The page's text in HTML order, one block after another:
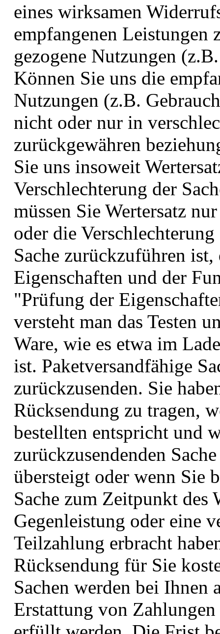
eines wirksamen
empfangenen Leistungen
gezogene Nutzungen
Können Sie uns die
Nutzungen (z.B.
nicht oder nur in
zurückgewähren
Sie uns insoweit
Verschlechterung der
müssen Sie Wertersatz
oder die
Sache zurückzuführen
Eigenschaften und der
"Prüfung der
versteht man das Testen
Ware, wie es etwa im
ist. Paketversandfähige
zurückzusenden. Sie
Rücksendung zu tragen,
bestellten entspricht und
zurückzusendenden
übersteigt oder wenn Sie
Sache zum Zeitpunkt
Gegenleistung oder eine
Teilzahlung erbracht
Rücksendung für Sie
Sachen werden bei
Erstattung von